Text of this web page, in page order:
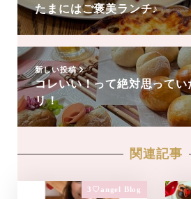
たまにはご褒美ランチ♪
新しい投稿
コレいい！って絶対思って
リ！
関連記事
3♡angel Blog